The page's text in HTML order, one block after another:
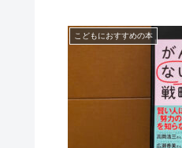
こどもにおすすめの本